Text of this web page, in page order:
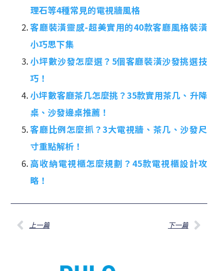
理石等4種常見的電視牆風格
客廳裝潢靈感-超美實用的40款客廳風格裝潢
小巧思下集
小坪數沙發怎麼選？5個客廳裝潢沙發挑選技
巧！
小坪數客廳茶几怎麼挑？35款實用茶几、升降
桌、沙發邊桌推薦！
客廳比例怎麼抓？3大電視牆、茶几、沙發尺
寸重點解析！
高收納電視櫃怎麼規劃？45款電視櫃設計攻
略！
上一篇 下一篇